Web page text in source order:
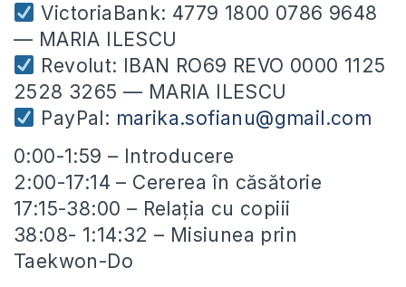
VictoriaBank: 4779 1800 0786 9648
— MARIA ILESCU
Revolut: IBAN RO69 REVO 0000 1125
2528 3265 — MARIA ILESCU
PayPal: marika.sofianu@gmail.com
0:00-1:59 – Introducere
2:00-17:14 – Cererea în căsătorie
17:15-38:00 – Relația cu copiii
38:08- 1:14:32 – Misiunea prin
Taekwon-Do